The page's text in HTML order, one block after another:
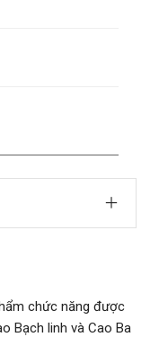
chức năng được
Bạch linh và Cao Ba